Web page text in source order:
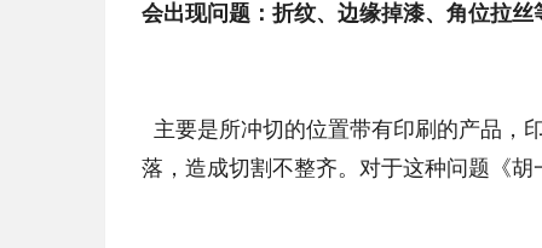
会出现问题：折纹、边缘掉漆、角位拉丝
主要是所冲切的位置带有印刷的产品，
落，造成切割不整齐。对于这种问题《